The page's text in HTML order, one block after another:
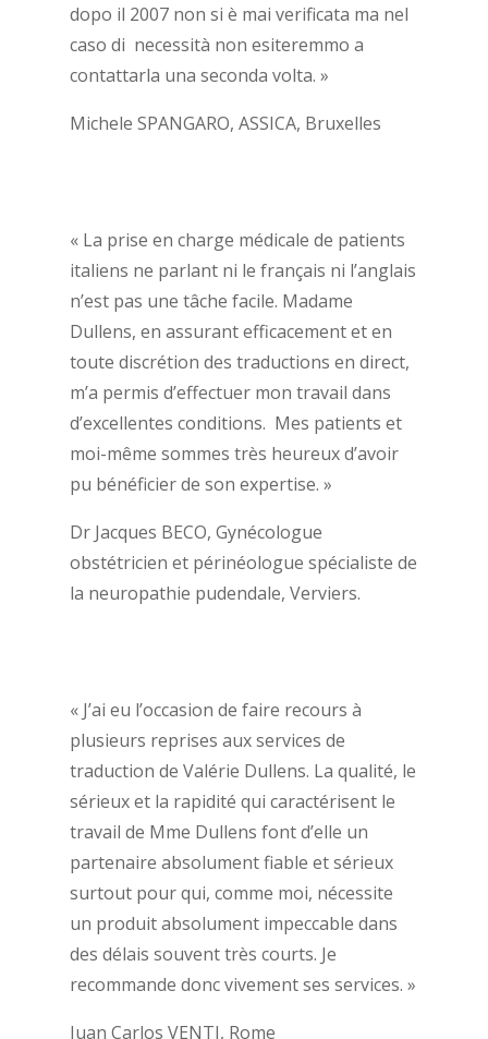
dopo il 2007 non si è mai verificata ma nel
caso di necessità non esiteremmo a
contattarla una seconda volta. »
Michele SPANGARO, ASSICA, Bruxelles
« La prise en charge médicale de patients
italiens ne parlant ni le français ni l’anglais
n’est pas une tâche facile. Madame
Dullens, en assurant efficacement et en
toute discrétion des traductions en direct,
m’a permis d’effectuer mon travail dans
d’excellentes conditions. Mes patients et
moi-même sommes très heureux d’avoir
pu bénéficier de son expertise. »
Dr Jacques BECO, Gynécologue
obstétricien et périnéologue spécialiste de
la neuropathie pudendale, Verviers.
« J’ai eu l’occasion de faire recours à
plusieurs reprises aux services de
traduction de Valérie Dullens. La qualité, le
sérieux et la rapidité qui caractérisent le
travail de Mme Dullens font d’elle un
partenaire absolument fiable et sérieux
surtout pour qui, comme moi, nécessite
un produit absolument impeccable dans
des délais souvent très courts. Je
recommande donc vivement ses services. »
Juan Carlos VENTI, Rome